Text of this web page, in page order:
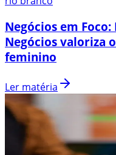
Negócios em
Negócios valoriza
feminino
Ler matéria